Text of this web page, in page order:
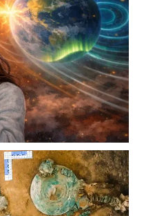
метеопатам